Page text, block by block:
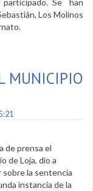
Se han
Los Molinos
MUNICIPIO
de prensa el
de Loja, dio a
sobre la sentencia
instancia de la